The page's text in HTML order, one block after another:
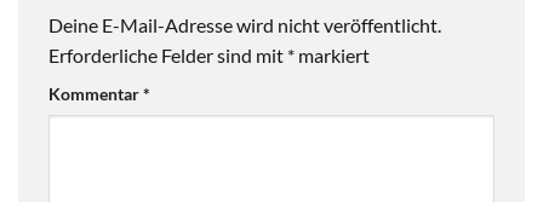
Deine E-Mail-Adresse wird nicht veröffentlicht.
Erforderliche Felder sind mit * markiert
Kommentar*